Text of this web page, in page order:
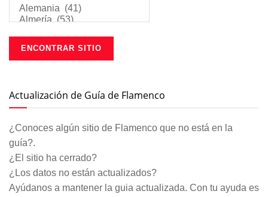
Actualización de Guía de Flamenco
¿Conoces algún sitio de Flamenco que no está en la
guía?.
¿El sitio ha cerrado?
¿Los datos no están actualizados?
Ayúdanos a mantener la guia actualizada. Con tu ayuda es